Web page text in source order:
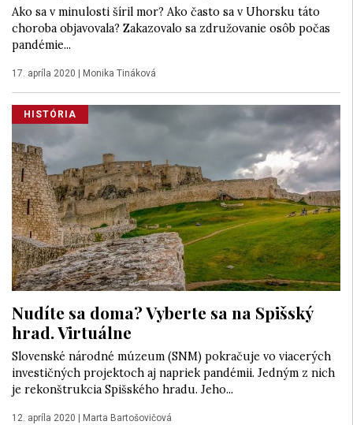
Ako sa v minulosti šíril mor? Ako často sa v Uhorsku táto
choroba objavovala? Zakazovalo sa združovanie osôb počas
pandémie...
17. apríla 2020 Monika Tináková
HISTÓRIA
Nudíte sa doma? Vyberte sa na Spišský
hrad. Virtuálne
Slovenské národné múzeum (SNM) pokračuje vo viacerých
investičných projektoch aj napriek pandémii. Jedným z nich
je rekonštrukcia Spišského hradu. Jeho...
12. apríla 2020 Marta Bartošovičová